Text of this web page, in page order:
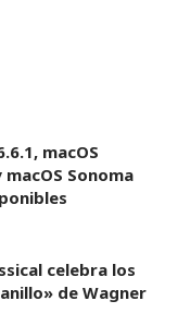
macOS
macOS Sonoma
celebra los
de Wagner